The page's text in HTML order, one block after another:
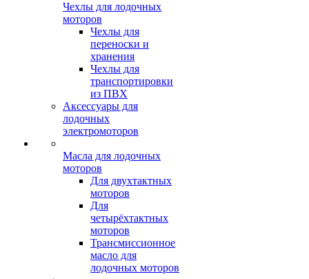
Чехлы для лодочных
моторов
Чехлы для
переноски и
хранения
Чехлы для
транспортировки
из ПВХ
Аксессуары для
лодочных
электромоторов
Масла для лодочных
моторов
Для двухтактных
моторов
Для
четырёхтактных
моторов
Трансмиссионное
масло для
лодочных моторов